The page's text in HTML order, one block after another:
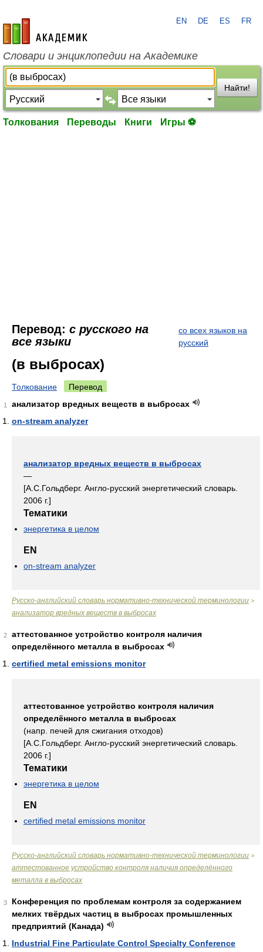
academic.ru
EN DE ES FR
Словари и энциклопедии на Академике
Найти!
Толкования Переводы Книги Игры ⚽
Перевод: с русского на
все языки
со всех языков на
русский
(в выбросах)
Толкование Перевод
1
анализатор вредных веществ в выбросах
on-stream analyzer
анализатор вредных веществ в выбросах
—
[А.С.Гольдберг. Англо-русский энергетический словарь.
2006 г.]
Тематики
энергетика в целом
EN
on-stream analyzer
Русско-английский словарь нормативно-технической терминологии >
анализатор вредных веществ в выбросах
2
аттестованное устройство контроля наличия
определённого металла в выбросах
certified metal emissions monitor
аттестованное устройство контроля наличия
определённого металла в выбросах
(напр. печей для сжигания отходов)
[А.С.Гольдберг. Англо-русский энергетический словарь.
2006 г.]
Тематики
энергетика в целом
EN
certified metal emissions monitor
Русско-английский словарь нормативно-технической терминологии >
аттестованное устройство контроля наличия определённого
металла в выбросах
3
Конференция по проблемам контроля за содержанием
мелких твёрдых частиц в выбросах промышленных
предприятий (Канада)
Industrial Fine Particulate Control Specialty Conference